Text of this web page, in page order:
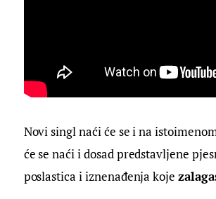
Novi singl naći će se i na
će se naći i dosad predstavljene
poslastica i iznenađenja koje